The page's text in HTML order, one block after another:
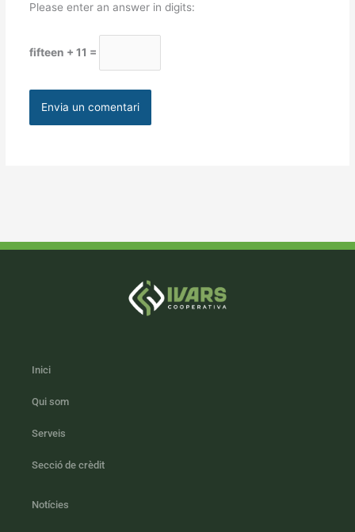
Please enter an answer in digits:
fifteen + 11 =
Inici
Qui som
Serveis
Secció de crèdit
Notícies